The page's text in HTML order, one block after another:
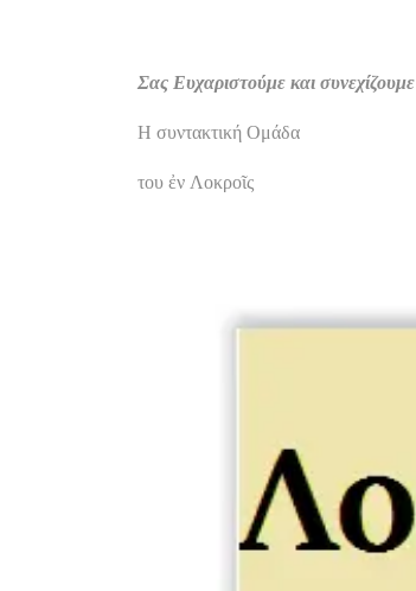
Σας Ευχαριστούμε και συνεχίζουμε
Η συντακτική Ομάδα
του ἐν Λοκροῖς